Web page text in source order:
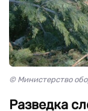
© Министерство
Разведка